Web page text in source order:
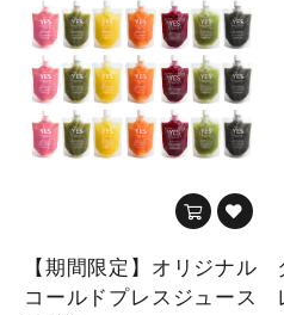
【期間限定】オリジナル
コールドプレスジュース